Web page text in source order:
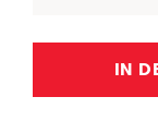
IN